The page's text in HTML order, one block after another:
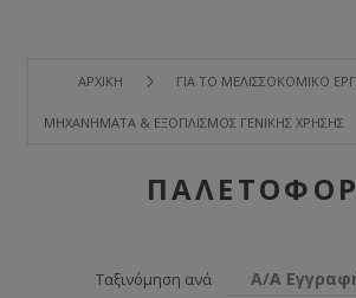
ΑΡΧΙΚΉ ΓΙΑ ΤΟ ΜΕΛΙΣΣΟΚΟΜΙΚΌ
ΜΗΧΑΝΉΜΑΤΑ & ΕΞΟΠΛΙΣΜΌΣ ΓΕΝΙΚΉΣ ΧΡΉΣΗΣ
Ταξινόμηση ανά Α/Α